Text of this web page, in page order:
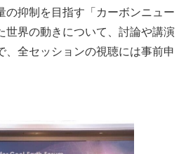
の抑制を目指す「カーボンニュー
世界の動きについて、討論や講演
、全セッションの視聴には事前申